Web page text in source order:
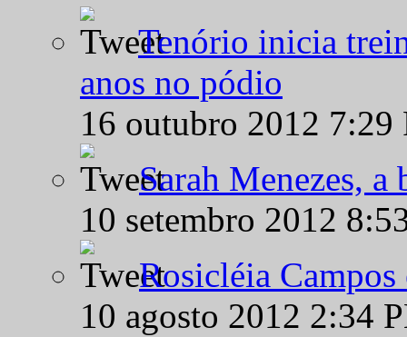
Tenório inicia
anos no pódio
16 outubro 2012
Sarah Menezes,
10 setembro 2012
Rosicléia
10 agosto 2012 2:34